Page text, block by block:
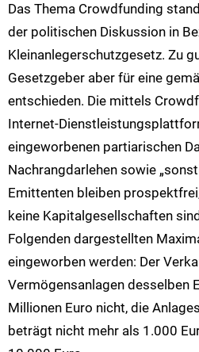
Das Thema Crowdfunding
der politischen Diskussion in
Kleinanlegerschutzgesetz. Zu
Gesetzgeber aber für eine
entschieden. Die mittels
Internet-
eingeworbenen partiarischen
Nachrangdarlehen sowie
Emittenten bleiben
keine Kapitalgesellschaften
Folgenden dargestellten
eingeworben werden: Der
Vermögensanlagen desselben
Millionen Euro nicht, die
beträgt nicht mehr als 1.000